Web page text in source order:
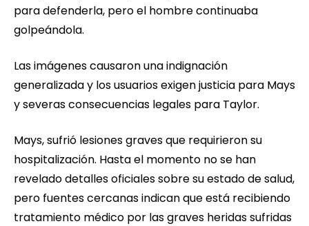
para defenderla, pero el hombre continuaba
golpeándola.
Las imágenes causaron una indignación
generalizada y los usuarios exigen justicia para Mays
y severas consecuencias legales para Taylor.
Mays, sufrió lesiones graves que requirieron su
hospitalización. Hasta el momento no se han
revelado detalles oficiales sobre su estado de salud,
pero fuentes cercanas indican que está recibiendo
tratamiento médico por las graves heridas sufridas